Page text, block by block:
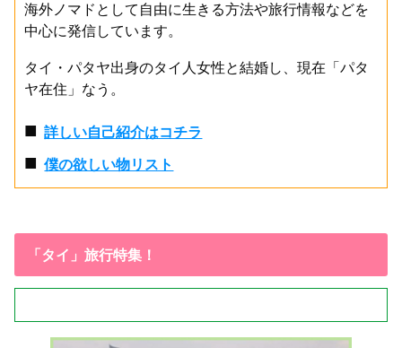
海外ノマドとして自由に生きる方法や旅行情報などを
中心に発信しています。
タイ・パタヤ出身のタイ人女性と結婚し、現在「パタ
ヤ在住」なう。
■詳しい自己紹介はコチラ
■僕の欲しい物リスト
「タイ」旅行特集！